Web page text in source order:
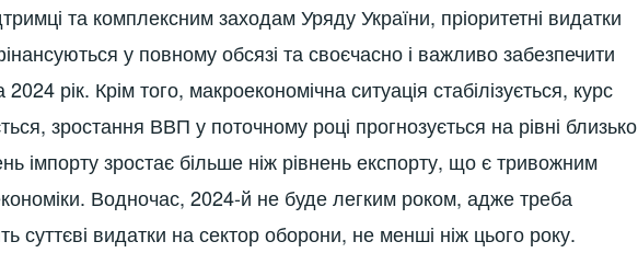
та комплексним заходам Уряду України, пріоритетні видатки
у повному обсязі та своєчасно і важливо забезпечити
2024 рік. Крім того, макроекономічна ситуація стабілізується, курс
зростання ВВП у поточному році прогнозується на рівні близько
імпорту зростає більше ніж рівнень експорту, що є тривожним
Водночас, 2024-й не буде легким роком, адже треба
суттєві видатки на сектор оборони, не менші ніж цього року.